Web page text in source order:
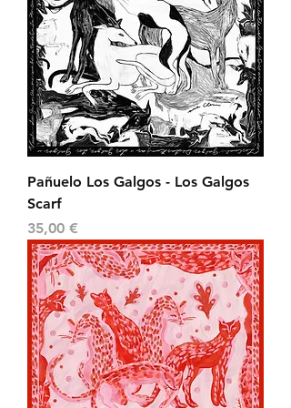
Pañuelo Los Galgos - Los Galgos
Scarf
Precio
35,00 €